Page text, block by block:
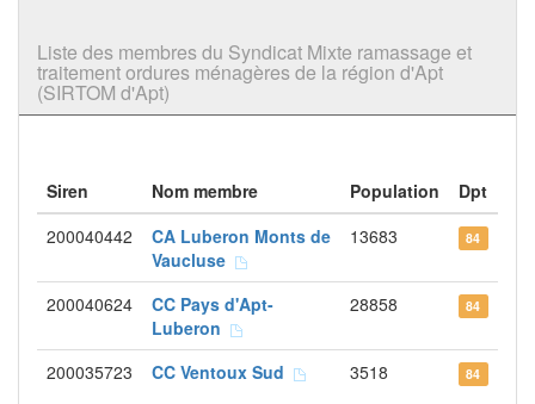
Liste des membres du Syndicat Mixte ramassage et
traitement ordures ménagères de la région d'Apt
(SIRTOM d'Apt)
Siren Nom membre Population
Dpt
200040442
CA Luberon Monts de
Vaucluse
13683 84
200040624
CC Pays d'Apt-
Luberon
28858 84
200035723 CC Ventoux Sud 3518 84